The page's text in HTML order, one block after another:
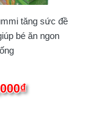
tăng sức đề
bé ăn ngon